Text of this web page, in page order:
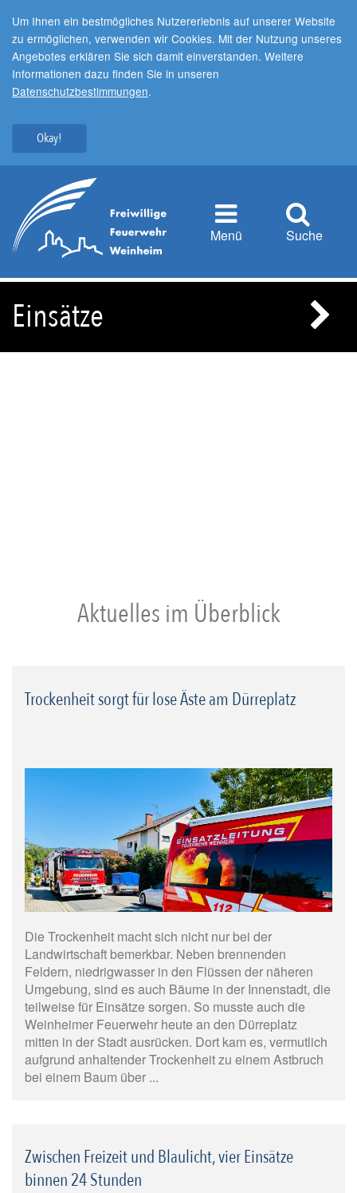
Um Ihnen ein bestmögliches Nutzererlebnis auf unserer Website
zu ermöglichen, verwenden wir Cookies. Mit der Nutzung unseres
Angebotes erklären Sie sich damit einverstanden. Weitere
Informationen dazu finden Sie in unseren
Datenschutzbestimmungen.
Okay!
Menü Suche
Einsätze
Aktuelles im Überblick
Trockenheit sorgt für lose Äste am Dürreplatz
Die Trockenheit macht sich nicht nur bei der
Landwirtschaft bemerkbar. Neben brennenden
Feldern, niedrigwasser in den Flüssen der näheren
Umgebung, sind es auch Bäume in der Innenstadt, die
teilweise für Einsätze sorgen. So musste auch die
Weinheimer Feuerwehr heute an den Dürreplatz
mitten in der Stadt ausrücken. Dort kam es, vermutlich
aufgrund anhaltender Trockenheit zu einem Astbruch
bei einem Baum über ...
Zwischen Freizeit und Blaulicht, vier Einsätze
binnen 24 Stunden